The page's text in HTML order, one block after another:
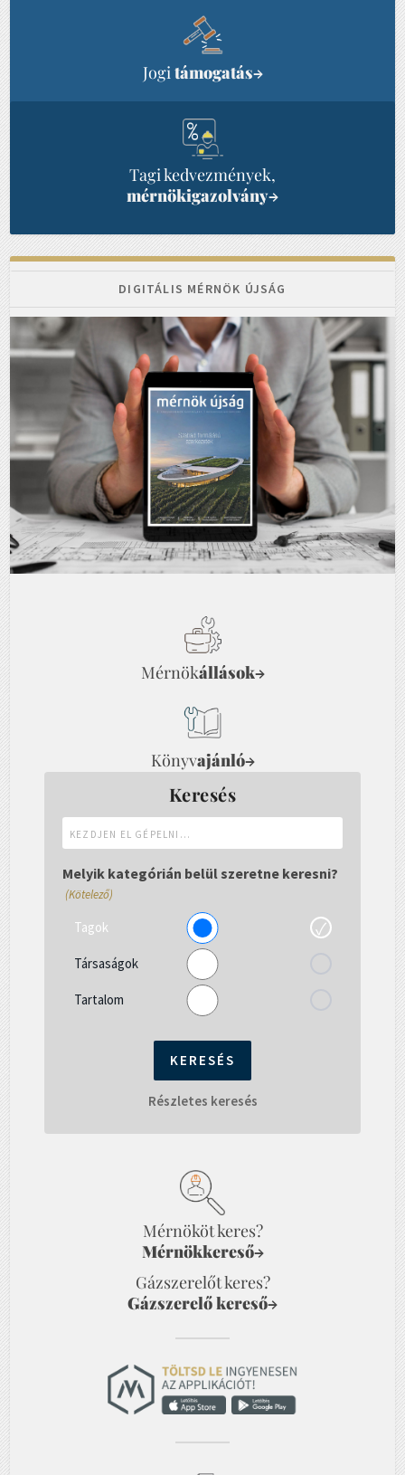
Jogi támogatás→
Tagi kedvezmények,
mérnökigazolvány→
DIGITÁLIS MÉRNÖK ÚJSÁG
Mérnökállások→
Könyvajánló→
Keresés
el
gépelni...
Melyik kategórián belül szeretne keresni?
(Kötelező)
Tagok
Társaságok
Tartalom
Részletes keresés
Mérnököt keres?
Mérnökkereső→
Gázszerelőt keres?
Gázszerelő kereső→